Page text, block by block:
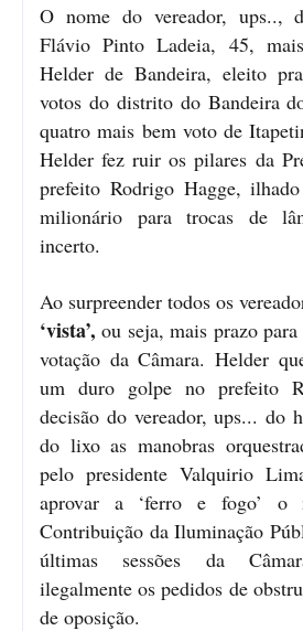
O nome do vereador, ups..,
Flávio Pinto Ladeia, 45,
Helder de Bandeira, eleito
votos do distrito do Bandeira
quatro mais bem voto de
Helder fez ruir os pilares da
prefeito Rodrigo Hagge,
milionário para trocas de
incerto.
Ao surpreender todos os
‘vista’, ou seja, mais prazo
votação da Câmara. Helder
um duro golpe no prefeito
decisão do vereador, ups... do
do lixo as manobras
pelo presidente Valquirio
aprovar a ‘ferro e fogo’ o
Contribuição da Iluminação
últimas sessões da
ilegalmente os pedidos de
de oposição.